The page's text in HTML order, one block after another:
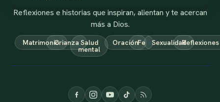
Reflexiones e historias que inspiran, alientan y te acercan
más a Dios.
MatrimonioCrianza Salud
mental
OraciónFe SexualidadReflexiones